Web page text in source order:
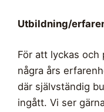
Utbildning/
För att lyckas och
några års
där självständig
ingått. Vi ser